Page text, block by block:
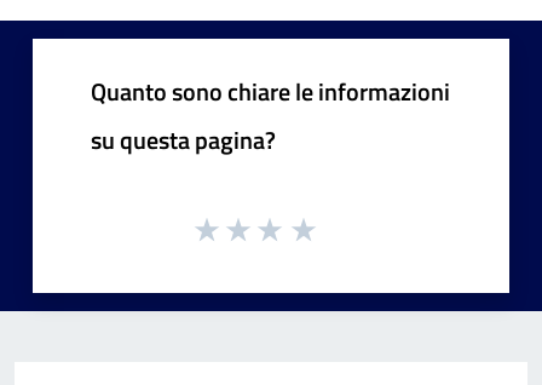
Quanto sono chiare le informazioni
su questa pagina?